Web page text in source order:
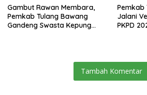
Gambut Rawan Membara,
Pemkab Tulang Bawang
Gandeng Swasta Kepung
Pemkab
Jalani
PKPD
Tambah Komentar